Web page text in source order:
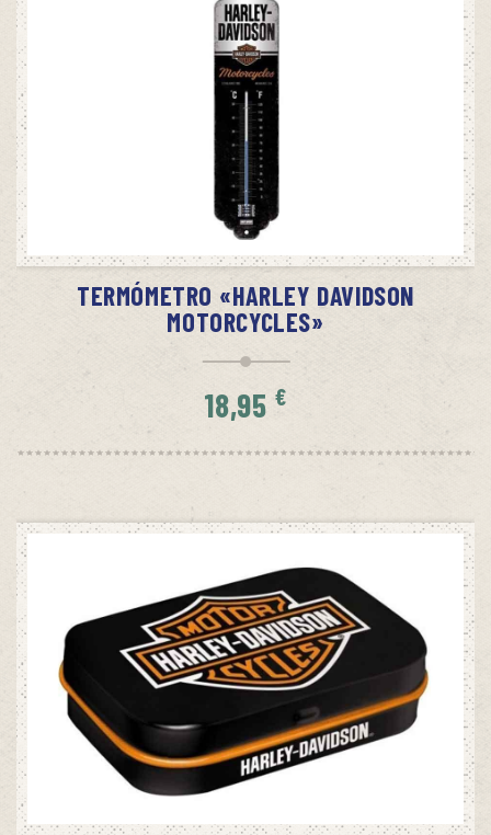
SIN STOCK
AVÍSAME CUANDO HAYA STOCK
TERMÓMETRO «HARLEY DAVIDSON
MOTORCYCLES»
18,95 €